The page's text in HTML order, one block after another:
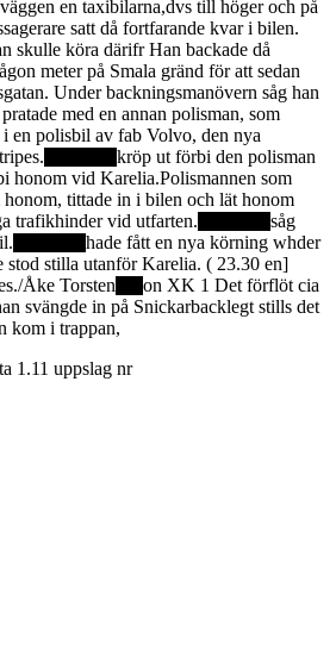
en taxibilarna,dvs till höger och på
satt då fortfarande kvar i bilen.
skulle köra därifr Han backade då
meter på Smala gränd för att sedan
Under backningsmanövern såg han
med en annan polisman, som
en polisbil av fab Volvo, den nya
kröp ut förbi den polisman
honom vid Karelia.Polismannen som
tittade in i bilen och lät honom
trafikhinder vid utfarten.
såg
hade fått en nya körning whder
stod stilla utanför Karelia. ( 23.30 en]
Åke Torsten
on XK 1 Det förflöt cia
svängde in på Snickarbacklegt stills det
kom i trappan,
1.11 uppslag nr